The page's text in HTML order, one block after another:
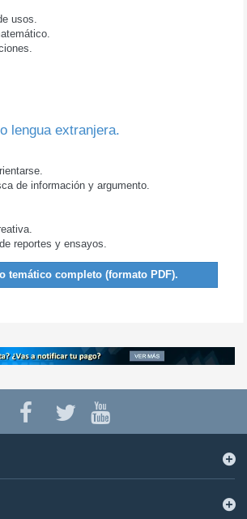
usos.
lengua extranjera.
de información y argumento.
reportes y ensayos.
temático completo (formato PDF).